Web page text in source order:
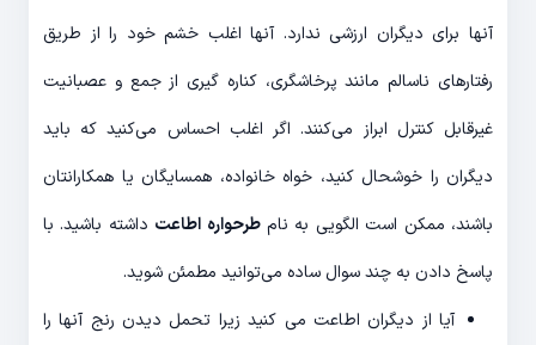
آنها برای دیگران ارزشی ندارد. آنها اغلب خشم خود را از طریق
رفتارهای ناسالم مانند پرخاشگری، کناره گیری از جمع و عصبانیت
غیرقابل کنترل ابراز می‌کنند. اگر اغلب احساس می‌کنید که باید
دیگران را خوشحال کنید، خواه خانواده، همسایگان یا همکارانتان
باشند، ممکن است الگویی به نامطرحواره اطاعت داشته باشید. با
پاسخ دادن به چند سوال ساده می‌توانید مطمئن شوید.
آیا از دیگران اطاعت می کنید زیرا تحمل دیدن رنج آنها را